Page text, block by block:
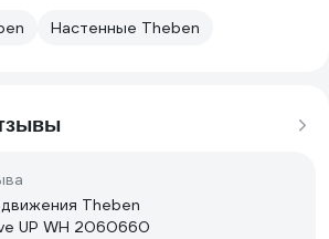
Настенные Theben
Theben
UP WH 2060660